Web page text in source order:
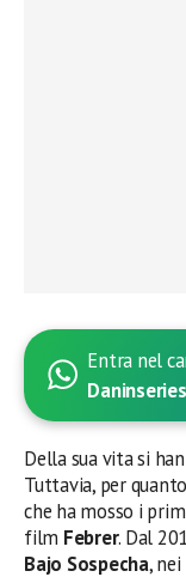
Entra nel
Della sua vita si
Tuttavia, per
che ha mosso i
film Febrer. Dal
Bajo Sospecha,